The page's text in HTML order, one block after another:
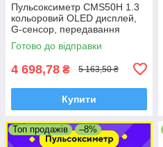
Пульсоксиметр CMS50H 1.3
кольоровий OLED дисплей,
G-сенсор, передавання
даних на ПК
Готово до відправки
4 698,78 ₴ 5 163,50 ₴
Купити
Топ продажів –8%